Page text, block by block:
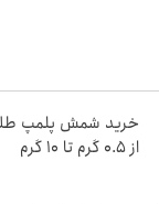
خرید شمش پلمپ
از ۰.۵ گرم تا ۱۰ گرم